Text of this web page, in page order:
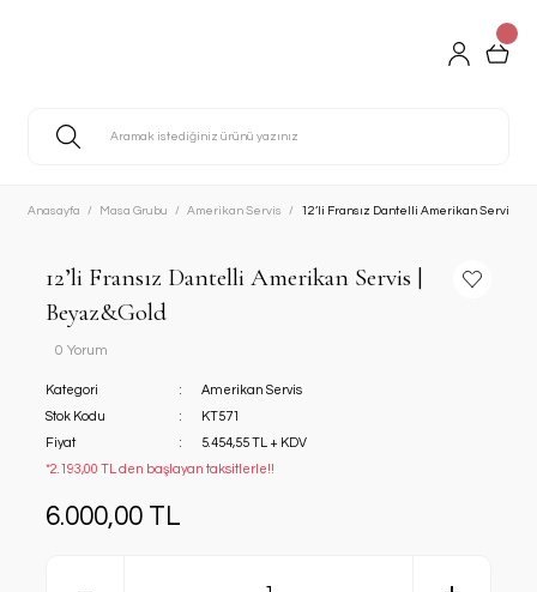
Anasayfa Masa Grubu Amerikan Servis 12’li Fransız Dantelli Amerikan Servis |
12’li Fransız Dantelli Amerikan Servis |
Beyaz&Gold
0 Yorum
Kategori
Amerikan Servis
Stok Kodu
KT571
Fiyat
5.454,55 TL + KDV
*2.193,00 TL den başlayan taksitlerle!!
6.000,00 TL